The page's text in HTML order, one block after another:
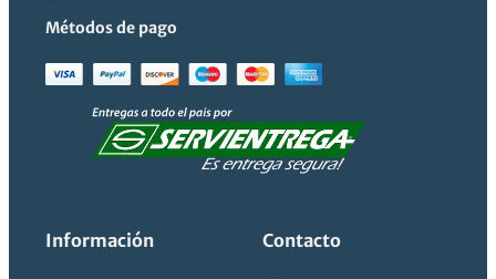
Métodos de pago
Información Contacto